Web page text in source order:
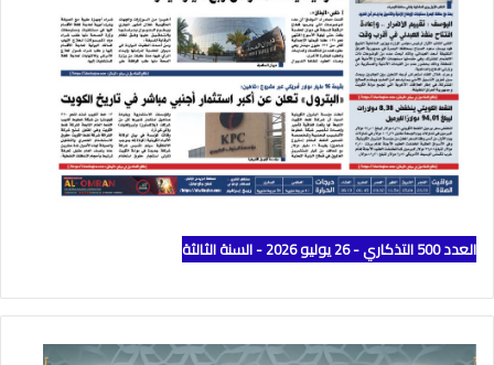
العدد 500 التذكاري - 26 يوليو 2026 - السنة الثالثة